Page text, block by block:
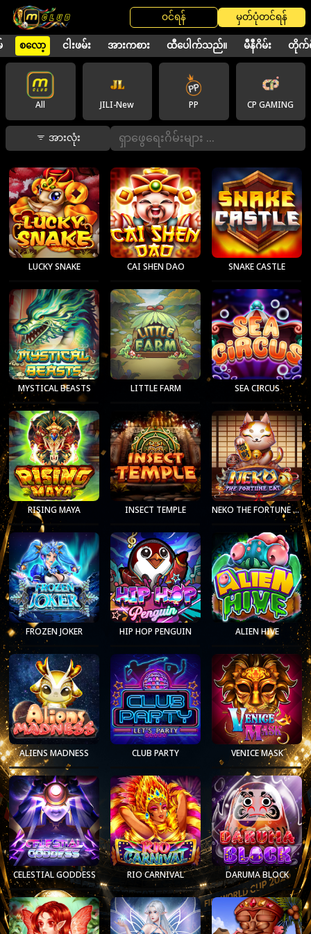
ဝင်ရန် မှတ်ပုံတင်ရန်
စလော့ ငါးဖမ်း အားကစား ထီပေါက်သည်။ မီနီဂိမ်း တိုက်
All JILI-New PP CP GAMING
အားလုံး
LUCKY SNAKE CAI SHEN DAO SNAKE CASTLE
MYSTICAL BEASTS LITTLE FARM SEA CIRCUS
RISING MAYA INSECT TEMPLE NEKO THE FORTUNE CAT
FROZEN JOKER HIP HOP PENGUIN ALIEN HIVE
ALIENS MADNESS CLUB PARTY VENICE MASK
CELESTIAL GODDESS RIO CARNIVAL DARUMA BLOCK